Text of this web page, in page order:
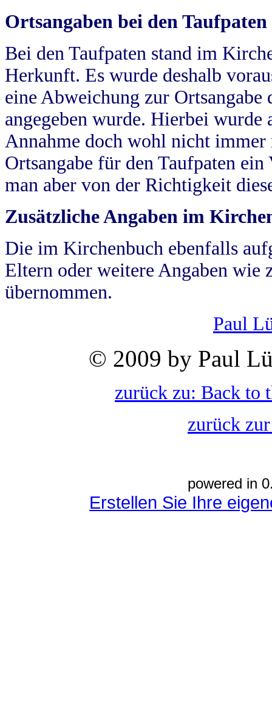
Ortsangaben bei den Taufpaten
Bei den Taufpaten stand im
Herkunft. Es wurde deshalb
eine Abweichung zur
angegeben wurde. Hierbei wurde
Annahme doch wohl nicht
Ortsangabe für den Taufpaten
man aber von der Richtigkeit
Zusätzliche Angaben im
Die im Kirchenbuch ebenfalls
Eltern oder weitere Angaben wie
übernommen.
Paul
© 2009 by Paul
zurück zu: Back to
zurück
powered in
Erstellen Sie Ihre